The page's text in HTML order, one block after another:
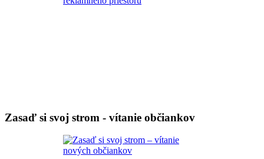
Zasaď si svoj strom - vítanie občiankov